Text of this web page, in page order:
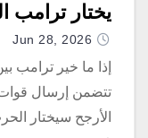
يختار ترامب
Jun 28, 2026
إذا ما خير ترامب
تتضمن إرسال
الأرجح سيختار